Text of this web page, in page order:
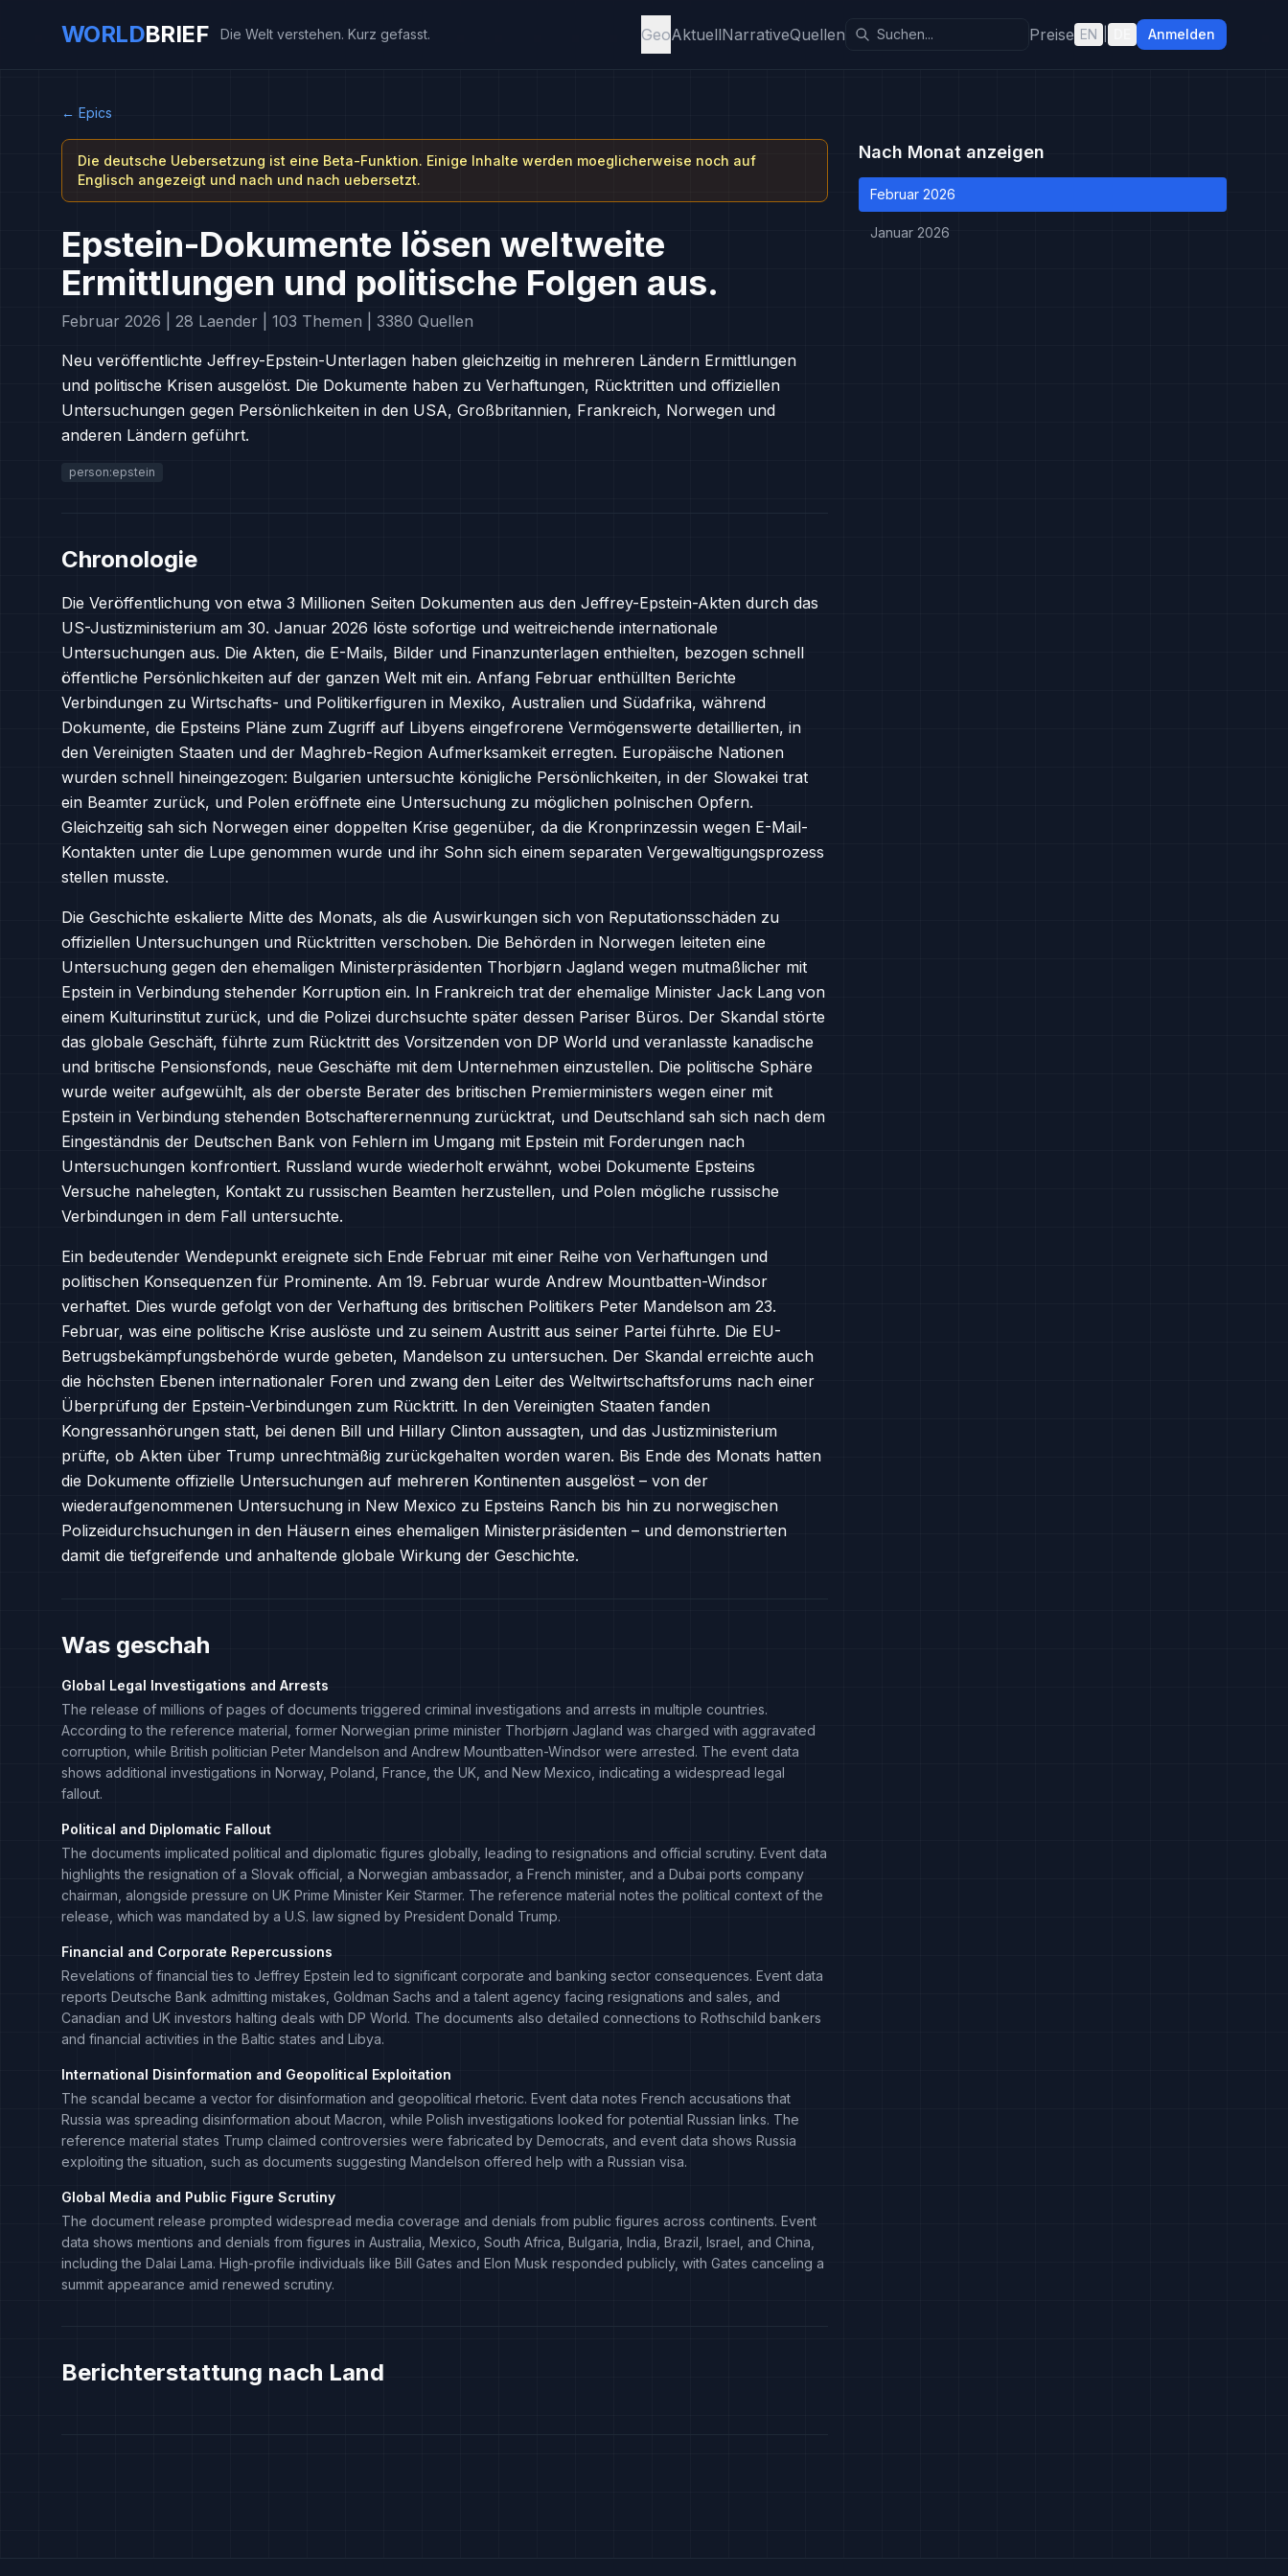
WORLDBRIEF Die Welt verstehen. Kurz gefasst. GeoAktuellNarrativeQuellen Preise EN Anmelden
← Epics
Die deutsche Uebersetzung ist eine Beta-Funktion. Einige Inhalte werden moeglicherweise noch auf
Englisch angezeigt und nach und nach uebersetzt.
Epstein-Dokumente lösen weltweite
Ermittlungen und politische Folgen aus.
Februar 2026 | 28 Laender | 103 Themen | 3380 Quellen
Neu veröffentlichte Jeffrey-Epstein-Unterlagen haben gleichzeitig in mehreren Ländern Ermittlungen
und politische Krisen ausgelöst. Die Dokumente haben zu Verhaftungen, Rücktritten und offiziellen
Untersuchungen gegen Persönlichkeiten in den USA, Großbritannien, Frankreich, Norwegen und
anderen Ländern geführt.
person:epstein
Chronologie
Die Veröffentlichung von etwa 3 Millionen Seiten Dokumenten aus den Jeffrey-Epstein-Akten durch das
US-Justizministerium am 30. Januar 2026 löste sofortige und weitreichende internationale
Untersuchungen aus. Die Akten, die E-Mails, Bilder und Finanzunterlagen enthielten, bezogen schnell
öffentliche Persönlichkeiten auf der ganzen Welt mit ein. Anfang Februar enthüllten Berichte
Verbindungen zu Wirtschafts- und Politikerfiguren in Mexiko, Australien und Südafrika, während
Dokumente, die Epsteins Pläne zum Zugriff auf Libyens eingefrorene Vermögenswerte detaillierten, in
den Vereinigten Staaten und der Maghreb-Region Aufmerksamkeit erregten. Europäische Nationen
wurden schnell hineingezogen: Bulgarien untersuchte königliche Persönlichkeiten, in der Slowakei trat
ein Beamter zurück, und Polen eröffnete eine Untersuchung zu möglichen polnischen Opfern.
Gleichzeitig sah sich Norwegen einer doppelten Krise gegenüber, da die Kronprinzessin wegen E-Mail-
Kontakten unter die Lupe genommen wurde und ihr Sohn sich einem separaten Vergewaltigungsprozess
stellen musste.
Die Geschichte eskalierte Mitte des Monats, als die Auswirkungen sich von Reputationsschäden zu
offiziellen Untersuchungen und Rücktritten verschoben. Die Behörden in Norwegen leiteten eine
Untersuchung gegen den ehemaligen Ministerpräsidenten Thorbjørn Jagland wegen mutmaßlicher mit
Epstein in Verbindung stehender Korruption ein. In Frankreich trat der ehemalige Minister Jack Lang von
einem Kulturinstitut zurück, und die Polizei durchsuchte später dessen Pariser Büros. Der Skandal störte
das globale Geschäft, führte zum Rücktritt des Vorsitzenden von DP World und veranlasste kanadische
und britische Pensionsfonds, neue Geschäfte mit dem Unternehmen einzustellen. Die politische Sphäre
wurde weiter aufgewühlt, als der oberste Berater des britischen Premierministers wegen einer mit
Epstein in Verbindung stehenden Botschafterernennung zurücktrat, und Deutschland sah sich nach dem
Eingeständnis der Deutschen Bank von Fehlern im Umgang mit Epstein mit Forderungen nach
Untersuchungen konfrontiert. Russland wurde wiederholt erwähnt, wobei Dokumente Epsteins
Versuche nahelegten, Kontakt zu russischen Beamten herzustellen, und Polen mögliche russische
Verbindungen in dem Fall untersuchte.
Ein bedeutender Wendepunkt ereignete sich Ende Februar mit einer Reihe von Verhaftungen und
politischen Konsequenzen für Prominente. Am 19. Februar wurde Andrew Mountbatten-Windsor
verhaftet. Dies wurde gefolgt von der Verhaftung des britischen Politikers Peter Mandelson am 23.
Februar, was eine politische Krise auslöste und zu seinem Austritt aus seiner Partei führte. Die EU-
Betrugsbekämpfungsbehörde wurde gebeten, Mandelson zu untersuchen. Der Skandal erreichte auch
die höchsten Ebenen internationaler Foren und zwang den Leiter des Weltwirtschaftsforums nach einer
Überprüfung der Epstein-Verbindungen zum Rücktritt. In den Vereinigten Staaten fanden
Kongressanhörungen statt, bei denen Bill und Hillary Clinton aussagten, und das Justizministerium
prüfte, ob Akten über Trump unrechtmäßig zurückgehalten worden waren. Bis Ende des Monats hatten
die Dokumente offizielle Untersuchungen auf mehreren Kontinenten ausgelöst – von der
wiederaufgenommenen Untersuchung in New Mexico zu Epsteins Ranch bis hin zu norwegischen
Polizeidurchsuchungen in den Häusern eines ehemaligen Ministerpräsidenten – und demonstrierten
damit die tiefgreifende und anhaltende globale Wirkung der Geschichte.
Was geschah
Global Legal Investigations and Arrests
The release of millions of pages of documents triggered criminal investigations and arrests in multiple countries.
According to the reference material, former Norwegian prime minister Thorbjørn Jagland was charged with aggravated
corruption, while British politician Peter Mandelson and Andrew Mountbatten-Windsor were arrested. The event data
shows additional investigations in Norway, Poland, France, the UK, and New Mexico, indicating a widespread legal
fallout.
Political and Diplomatic Fallout
The documents implicated political and diplomatic figures globally, leading to resignations and official scrutiny. Event data
highlights the resignation of a Slovak official, a Norwegian ambassador, a French minister, and a Dubai ports company
chairman, alongside pressure on UK Prime Minister Keir Starmer. The reference material notes the political context of the
release, which was mandated by a U.S. law signed by President Donald Trump.
Financial and Corporate Repercussions
Revelations of financial ties to Jeffrey Epstein led to significant corporate and banking sector consequences. Event data
reports Deutsche Bank admitting mistakes, Goldman Sachs and a talent agency facing resignations and sales, and
Canadian and UK investors halting deals with DP World. The documents also detailed connections to Rothschild bankers
and financial activities in the Baltic states and Libya.
International Disinformation and Geopolitical Exploitation
The scandal became a vector for disinformation and geopolitical rhetoric. Event data notes French accusations that
Russia was spreading disinformation about Macron, while Polish investigations looked for potential Russian links. The
reference material states Trump claimed controversies were fabricated by Democrats, and event data shows Russia
exploiting the situation, such as documents suggesting Mandelson offered help with a Russian visa.
Global Media and Public Figure Scrutiny
The document release prompted widespread media coverage and denials from public figures across continents. Event
data shows mentions and denials from figures in Australia, Mexico, South Africa, Bulgaria, India, Brazil, Israel, and China,
including the Dalai Lama. High-profile individuals like Bill Gates and Elon Musk responded publicly, with Gates canceling a
summit appearance amid renewed scrutiny.
Berichterstattung nach Land
Nach Monat anzeigen
Februar 2026
Januar 2026